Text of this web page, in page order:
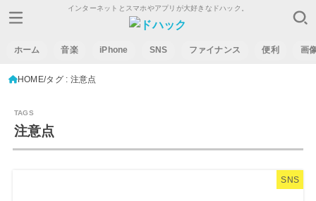
インターネットとスマホやアプリが大好きなドハック。
ホーム 音楽 iPhone SNS ファイナンス 便利 画
HOME タグ : 注意点
注意点
SNS